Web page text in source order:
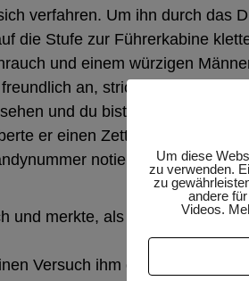
verfahren. Um ihn durch das
die Stufe zur Führerkabine
und einem würzigen
an, strich mit der
und du bist mir aufgefallen.
er einen Zettel hervor, auf
notiert war, und bot
und merkte, als hinter dem
Versuch ihm den Zettel
Um diese
zu verwenden.
zu
andere
Videos.